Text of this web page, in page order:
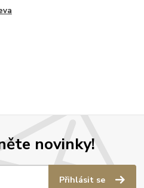
novinky!
Přihlásit se